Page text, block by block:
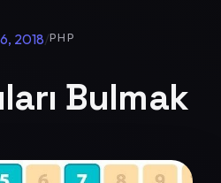
2018/PHP
Bulmak